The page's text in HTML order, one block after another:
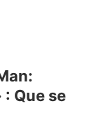
Que se